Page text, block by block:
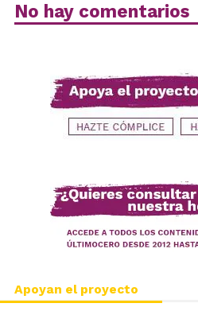
No hay comentarios
Apoyan el proyecto